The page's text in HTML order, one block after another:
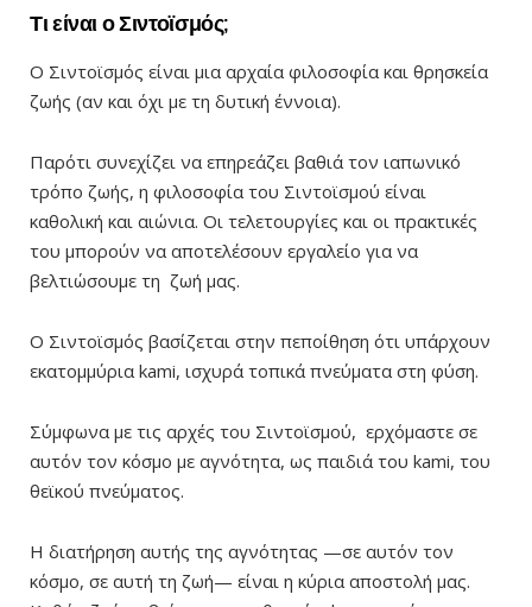
Τι είναι ο Σιντοϊσμός;
Ο Σιντοϊσμός είναι μια αρχαία φιλοσοφία και θρησκεία
ζωής (αν και όχι με τη δυτική έννοια).
Παρότι συνεχίζει να επηρεάζει βαθιά τον ιαπωνικό
τρόπο ζωής, η φιλοσοφία του Σιντοϊσμού είναι
καθολική και αιώνια. Οι τελετουργίες και οι πρακτικές
του μπορούν να αποτελέσουν εργαλείο για να
βελτιώσουμε τη ζωή μας.
Ο Σιντοϊσμός βασίζεται στην πεποίθηση ότι υπάρχουν
εκατομμύρια kami, ισχυρά τοπικά πνεύματα στη φύση.
Σύμφωνα με τις αρχές του Σιντοϊσμού, ερχόμαστε σε
αυτόν τον κόσμο με αγνότητα, ως παιδιά του kami, του
θεϊκού πνεύματος.
Η διατήρηση αυτής της αγνότητας —σε αυτόν τον
κόσμο, σε αυτή τη ζωή— είναι η κύρια αποστολή μας.